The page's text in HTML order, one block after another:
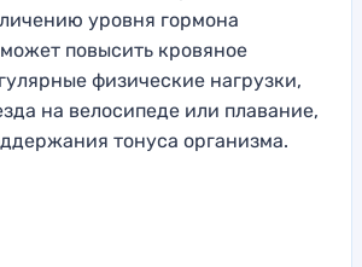
уровня гормона
повысить кровяное
физические нагрузки,
на велосипеде или плавание,
тонуса организма.